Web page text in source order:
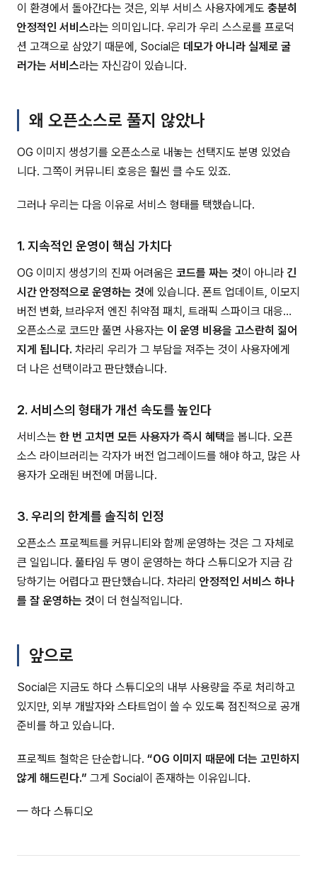
이 환경에서 돌아간다는 것은, 외부 서비스 사용자에게도 충분히
안정적인 서비스라는 의미입니다. 우리가 우리 스스로를 프로덕
션 고객으로 삼았기 때문에, Social은 데모가 아니라 실제로 굴
러가는 서비스라는 자신감이 있습니다.
왜 오픈소스로 풀지 않았나
OG 이미지 생성기를 오픈소스로 내놓는 선택지도 분명 있었습
니다. 그쪽이 커뮤니티 호응은 훨씬 클 수도 있죠.
그러나 우리는 다음 이유로 서비스 형태를 택했습니다.
1. 지속적인 운영이 핵심 가치다
OG 이미지 생성기의 진짜 어려움은 코드를 짜는 것이 아니라 긴
시간 안정적으로 운영하는 것에 있습니다. 폰트 업데이트, 이모지
버전 변화, 브라우저 엔진 취약점 패치, 트래픽 스파이크 대응…
오픈소스로 코드만 풀면 사용자는 이 운영 비용을 고스란히 짊어
지게 됩니다. 차라리 우리가 그 부담을 져주는 것이 사용자에게
더 나은 선택이라고 판단했습니다.
2. 서비스의 형태가 개선 속도를 높인다
서비스는 한 번 고치면 모든 사용자가 즉시 혜택을 봅니다. 오픈
소스 라이브러리는 각자가 버전 업그레이드를 해야 하고, 많은 사
용자가 오래된 버전에 머뭅니다.
3. 우리의 한계를 솔직히 인정
오픈소스 프로젝트를 커뮤니티와 함께 운영하는 것은 그 자체로
큰 일입니다. 풀타임 두 명이 운영하는 하다 스튜디오가 지금 감
당하기는 어렵다고 판단했습니다. 차라리 안정적인 서비스 하나
를 잘 운영하는 것이 더 현실적입니다.
앞으로
Social은 지금도 하다 스튜디오의 내부 사용량을 주로 처리하고
있지만, 외부 개발자와 스타트업이 쓸 수 있도록 점진적으로 공개
준비를 하고 있습니다.
프로젝트 철학은 단순합니다. “OG 이미지 때문에 더는 고민하지
않게 해드린다.” 그게 Social이 존재하는 이유입니다.
— 하다 스튜디오